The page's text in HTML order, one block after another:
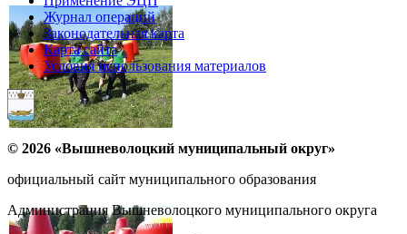
Журнал операций
Законодательная карта
Карта сайта
Условия использования материалов
© 2026 «Вышневолоцкий муниципальный округ»
официальный сайт муниципального образования
Администрация Вышневолоцкого муниципального округа